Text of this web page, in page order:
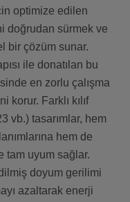
optimize edilen
doğrudan sürmek ve
bir çözüm sunar.
ile donatılan bu
en zorlu çalışma
korur. Farklı kılıf
vb.) tasarımlar, hem
hem de
tam uyum sağlar.
doyum gerilimi
azaltarak enerji